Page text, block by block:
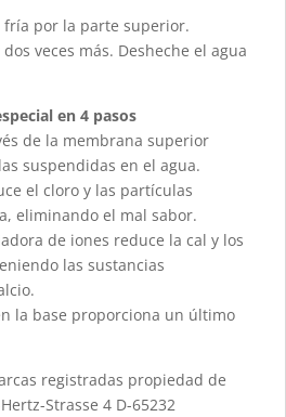
fría por la parte superior.
veces más. Desheche el agua
en 4 pasos
de la membrana superior
suspendidas en el agua.
el cloro y las partículas
eliminando el mal sabor.
de iones reduce la cal y los
las sustancias
la base proporciona un último
registradas propiedad de
Strasse 4 D-65232